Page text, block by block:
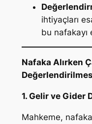
ihtiyaçları
bu nafakayı
Nafaka Alırken
1. Gelir ve Gider
Mahkeme,